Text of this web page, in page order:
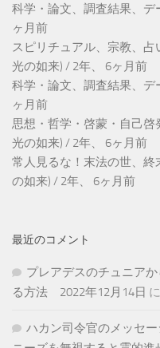
科学・論文、調査結果、デ
ヶ月前
スピリチュアル、宗教、占
光の如来) / 2年、 6ヶ月前
科学・論文、調査結果、デ
ヶ月前
思想・哲学・啓蒙・自己
光の如来) / 2年、 6ヶ月前
常人見るな！末法の世、
の如来) / 2年、 6ヶ月前
最近のコメント
プレアデスのチュニア
る方法 2022年12月14日 に
ハカン司令官のメッセ